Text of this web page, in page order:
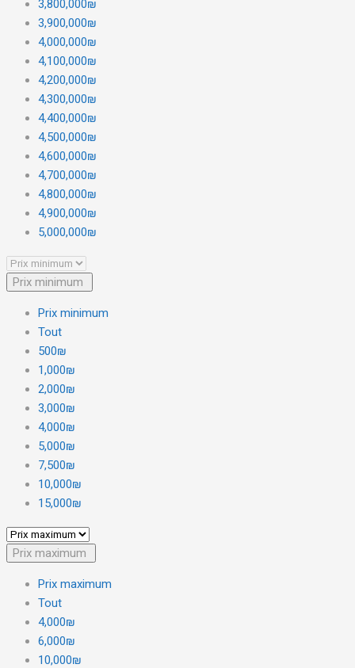
3,800,000₪
3,900,000₪
4,000,000₪
4,100,000₪
4,200,000₪
4,300,000₪
4,400,000₪
4,500,000₪
4,600,000₪
4,700,000₪
4,800,000₪
4,900,000₪
5,000,000₪
Prix minimum
Prix minimum
Tout
500₪
1,000₪
2,000₪
3,000₪
4,000₪
5,000₪
7,500₪
10,000₪
15,000₪
Prix maximum
Prix maximum
Tout
4,000₪
6,000₪
10,000₪